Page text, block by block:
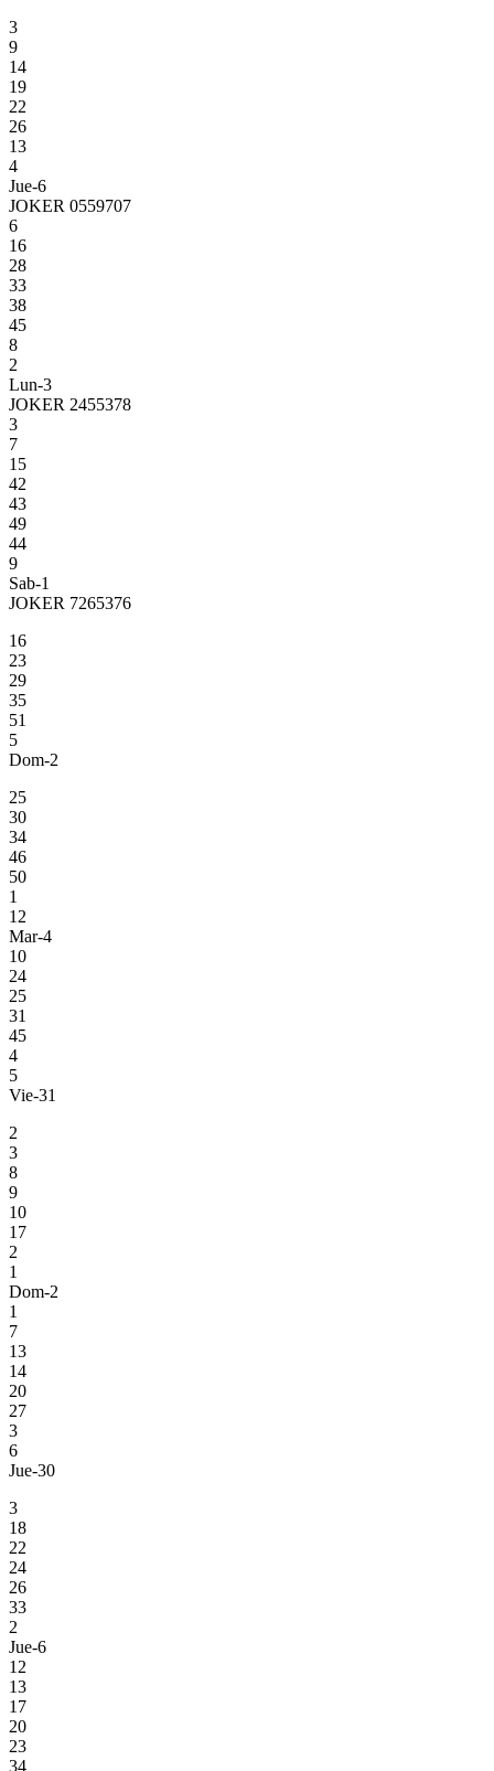
3
9
14
19
22
26
13
4
Jue-6
JOKER 0559707
6
16
28
33
38
45
8
2
Lun-3
JOKER 2455378
3
7
15
42
43
49
44
9
Sab-1
JOKER 7265376
16
23
29
35
51
5
Dom-2
25
30
34
46
50
1
12
Mar-4
10
24
25
31
45
4
5
Vie-31
2
3
8
9
10
17
2
1
Dom-2
1
7
13
14
20
27
3
6
Jue-30
3
18
22
24
26
33
2
Jue-6
12
13
17
20
23
34